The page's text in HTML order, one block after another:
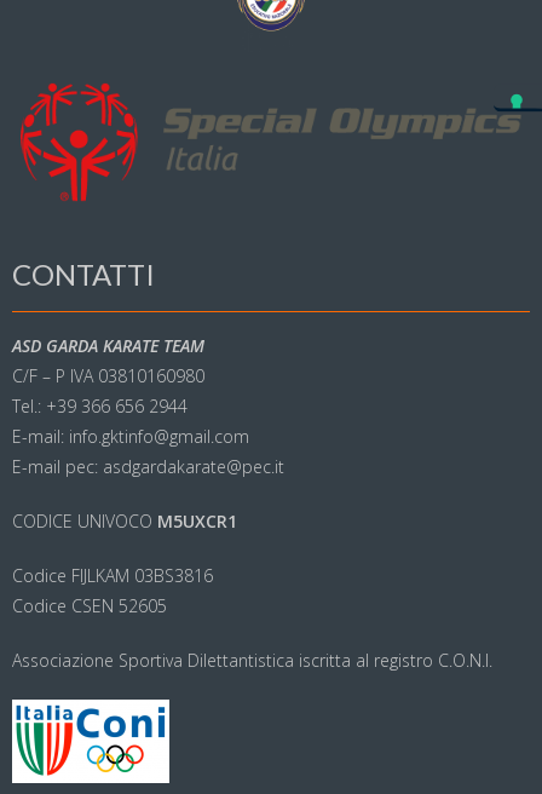
CONTATTI
ASD GARDA KARATE TEAM
C/F – P IVA 03810160980
Tel.: +39 366 656 2944
E-mail: info.gktinfo@gmail.com
E-mail pec: asdgardakarate@pec.it
CODICE UNIVOCO M5UXCR1
Codice FIJLKAM 03BS3816
Codice CSEN 52605
Associazione Sportiva Dilettantistica iscritta al registro C.O.N.I.